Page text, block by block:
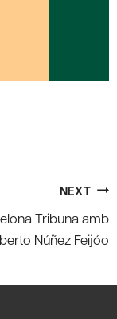
NEXT
Tribuna amb
Núñez Feijóo